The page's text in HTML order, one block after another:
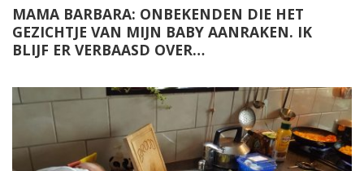
MAMA BARBARA: ONBEKENDEN DIE HET
GEZICHTJE VAN MIJN BABY AANRAKEN. IK
BLIJF ER VERBAASD OVER…